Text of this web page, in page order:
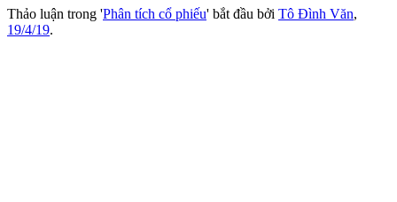
Thảo luận trong 'Phân tích cổ phiếu' bắt đầu bởi Tô Đình Văn,
19/4/19.